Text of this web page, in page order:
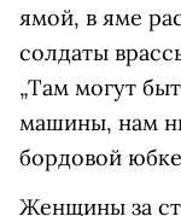
ямой, в яме
солдаты
„Там могут
машины, нам
бордовой
Женщины за